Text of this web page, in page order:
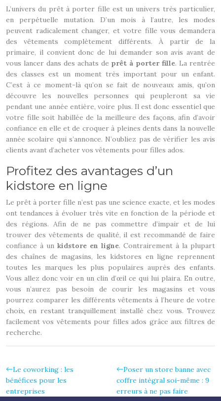
L’univers du prêt à porter fille est un univers très particulier,
en perpétuelle mutation. D’un mois à l’autre, les modes
peuvent radicalement changer, et votre fille vous demandera
des vêtements complètement différents. À partir de la
primaire, il convient donc de lui demander son avis avant de
vous lancer dans des achats de prêt à porter fille. La rentrée
des classes est un moment très important pour un enfant.
C’est à ce moment-là qu’on se fait de nouveaux amis, qu’on
découvre les nouvelles personnes qui peupleront sa vie
pendant une année entière, voire plus. Il est donc essentiel que
votre fille soit habillée de la meilleure des façons, afin d’avoir
confiance en elle et de croquer à pleines dents dans la nouvelle
année scolaire qui s’annonce. N’oubliez pas de vérifier les avis
clients avant d’acheter vos vêtements pour filles ados.
Profitez des avantages d’un
kidstore en ligne
Le prêt à porter fille n’est pas une science exacte, et les modes
ont tendances à évoluer très vite en fonction de la période et
des régions. Afin de ne pas commettre d’impair et de lui
trouver des vêtements de qualité, il est recommandé de faire
confiance à un kidstore en ligne. Contrairement à la plupart
des chaînes de magasins, les kidstores en ligne reprennent
toutes les marques les plus populaires auprès des enfants.
Vous allez donc voir en un clin d’œil ce qui lui plaira. En outre,
vous n’aurez pas besoin de courir les magasins et vous
pourrez comparer les différents vêtements à l’heure de votre
choix, en restant tranquillement installé chez vous. Trouvez
facilement vos vêtements pour filles ados grâce aux filtres de
recherche.
Le coworking : les
bénéfices pour les
entreprises
Poser un store banne avec
coffre intégral soi-même : 9
erreurs à ne pas faire